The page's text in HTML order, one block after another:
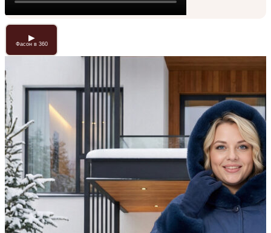
▶
Фасон в 360